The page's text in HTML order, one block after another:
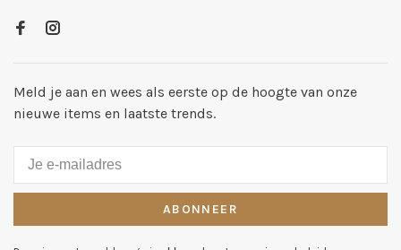
Meld je aan en wees als eerste op de hoogte van onze
nieuwe items en laatste trends.
ABONNEER